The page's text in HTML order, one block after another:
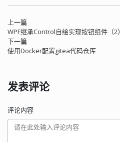
上一篇
WPF继承Control自绘实现按钮组件（2）
下一篇
使用Docker配置gitea代码仓库
发表评论
评论内容